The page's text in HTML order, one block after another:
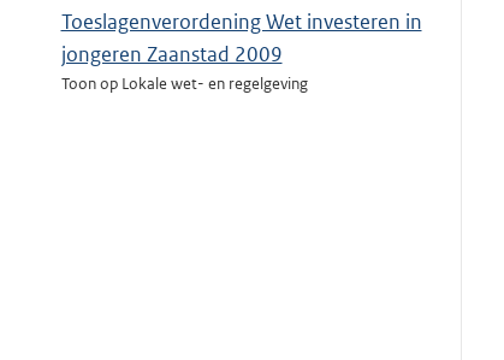
Toeslagenverordening Wet investeren in
jongeren Zaanstad 2009
Toon op Lokale wet- en regelgeving